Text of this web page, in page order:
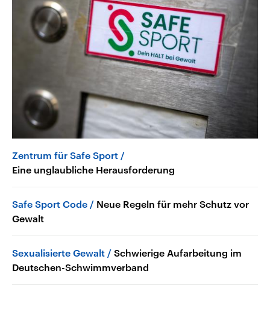
Zentrum für Safe Sport
Eine unglaubliche Herausforderung
Safe Sport Code
Neue Regeln für mehr Schutz vor
Gewalt
Sexualisierte Gewalt
Schwierige Aufarbeitung im
Deutschen-Schwimmverband